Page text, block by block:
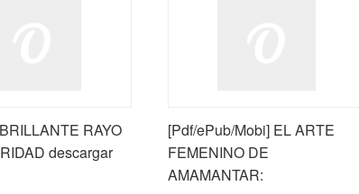
RAYO
descargar
[Pdf/ePub/Mobi] EL ARTE
FEMENINO DE
AMAMANTAR: